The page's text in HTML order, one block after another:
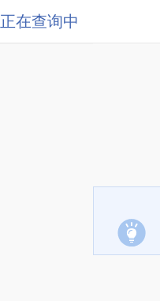
正在查询中